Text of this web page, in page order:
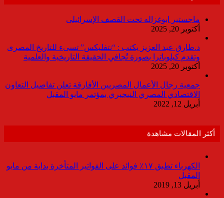
ماجستير ابوغزاله تحت القصف الإسرائيلى
أكتوبر 20, 2025
د.طارق عبد العزيز يكتب : “نتفليكس” تسىء للتاريخ المصرى
وتقدم كيلوباترا بصورة تُجافي الحقيقة التاريخية والعلمية
أكتوبر 20, 2025
جمعية رجال الأعمال المصريين الأفارقة تعلن تفاصيل التعاون
الاقتصادي المصري النيجيري بمؤتمر مايو المقبل
أبريل 12, 2022
أكثر المقالات مشاهدة
الكهرباء تطبق ١٧٪ فوائد على الفواتير المتأخرة بداية من مايو
المقبل
أبريل 13, 2019